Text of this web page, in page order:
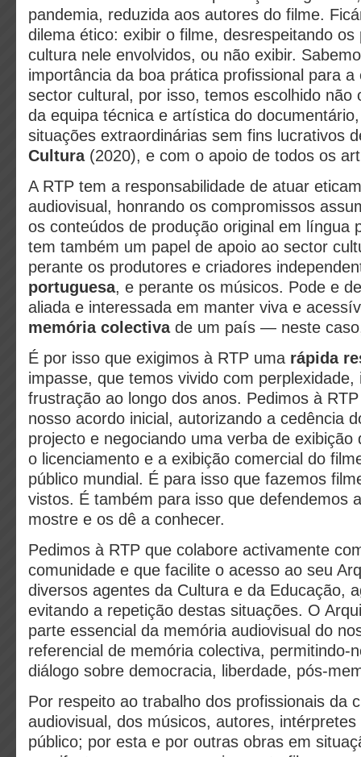
pandemia, reduzida aos autores do filme.
dilema ético: exibir o filme, desrespeitando os
cultura nele envolvidos, ou não exibir.
importância da boa prática profissional para a
sector cultural, por isso, temos escolhido não
da equipa técnica e artística do
situações extraordinárias sem fins lucrativos
Cultura(2020), e com o apoio de todos os
A RTP tem a responsabilidade de atuar
audiovisual, honrando os compromissos
os conteúdos de produção original em língua
tem também um papel de apoio ao sector
perante os produtores e criadores
portuguesa, e perante os músicos. Pode e
aliada e interessada em manter viva e
memória colectivade um país — neste
É por isso que exigimos à RTP uma rápida
impasse, que temos vivido com perplexidade,
frustração ao longo dos anos. Pedimos à
nosso acordo inicial, autorizando a cedência
projecto e negociando uma verba de exibição
o licenciamento e a exibição comercial do
público mundial. É para isso que fazemos
vistos. É também para isso que defendemos
mostre e os dê a conhecer.
Pedimos à RTP que colabore activamente
comunidade e que facilite o acesso ao seu
diversos agentes da Cultura e da Educação,
evitando a repetição destas situações. O
parte essencial da memória audiovisual do
referencial de memória colectiva, permitindo-
diálogo sobre democracia, liberdade, pós-
Por respeito ao trabalho dos profissionais da
audiovisual, dos músicos, autores,
público; por esta e por outras obras em